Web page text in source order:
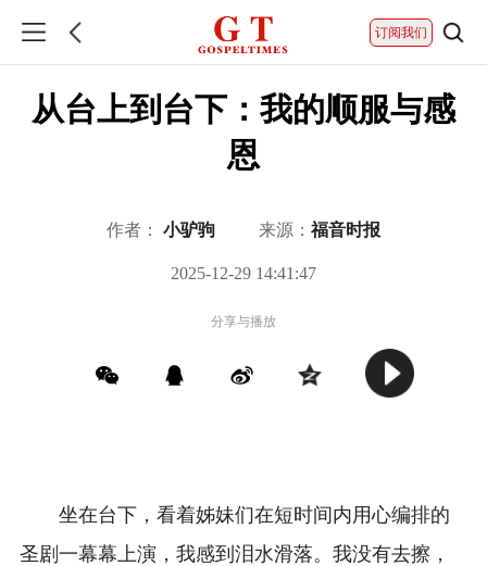
订阅我们
从台上到台下：我的顺服与感
恩
作者： 小驴驹 来源： 福音时报
2025-12-29 14:41:47
分享与播放
坐在台下，看着姊妹们在短时间内用心编排的
圣剧一幕幕上演，我感到泪水滑落。我没有去擦，